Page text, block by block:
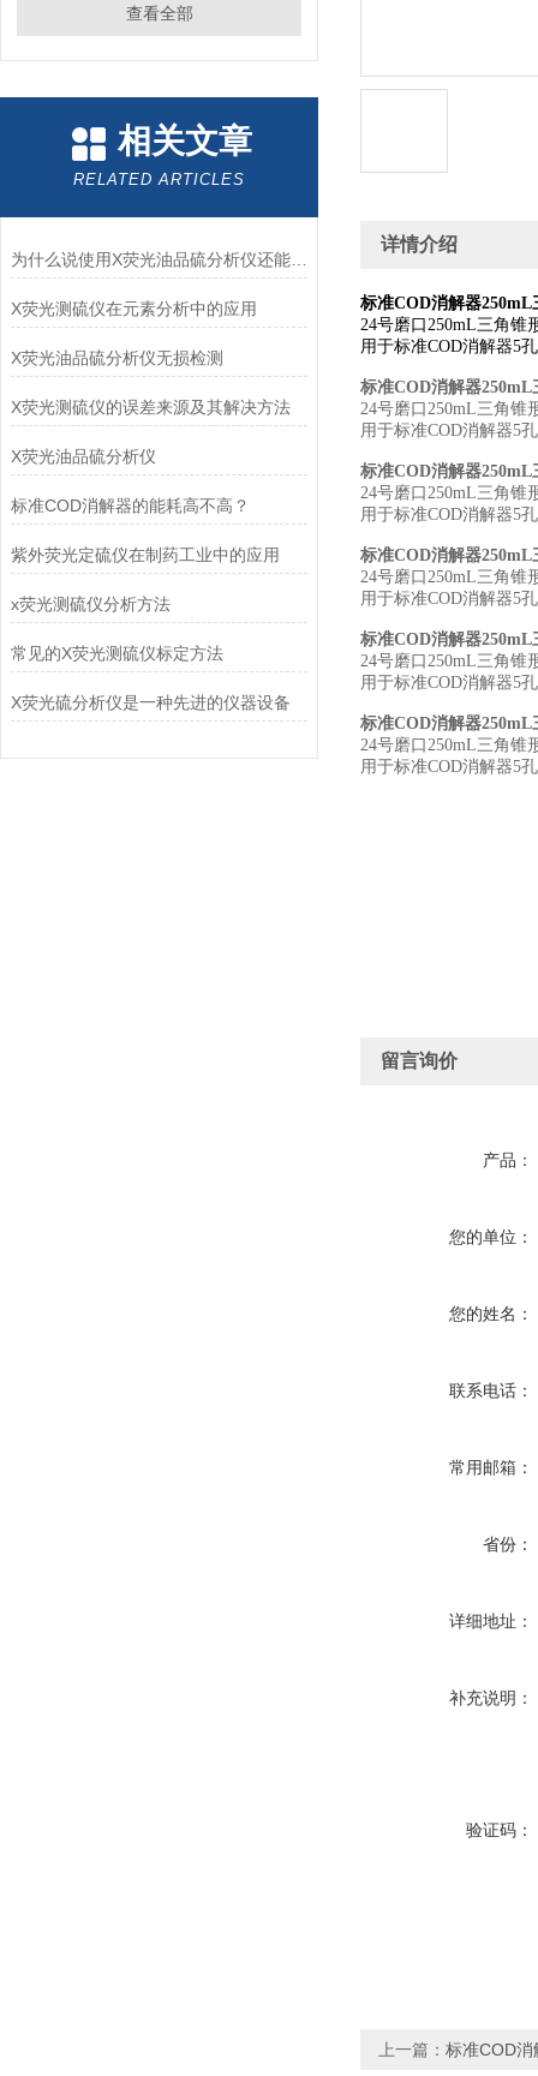
查看全部
相关文章
RELATED ARTICLES
为什么说使用X荧光油品硫分析仪还能保护环境？
X荧光测硫仪在元素分析中的应用
X荧光油品硫分析仪无损检测
X荧光测硫仪的误差来源及其解决方法
X荧光油品硫分析仪
标准COD消解器的能耗高不高？
紫外荧光定硫仪在制药工业中的应用
x荧光测硫仪分析方法
常见的X荧光测硫仪标定方法
X荧光硫分析仪是一种先进的仪器设备
详情介绍
标准COD消解器250mL
24号磨口250mL三角锥
用于标准COD消解器5
标准COD消解器250mL
24号磨口250mL三角锥
用于标准COD消解器5
标准COD消解器250mL
24号磨口250mL三角锥
用于标准COD消解器5
标准COD消解器250mL
24号磨口250mL三角锥
用于标准COD消解器5
标准COD消解器250mL
24号磨口250mL三角锥
用于标准COD消解器5
标准COD消解器250mL
24号磨口250mL三角锥
用于标准COD消解器5
留言询价
产品：
您的单位：
您的姓名：
联系电话：
常用邮箱：
省份：
详细地址：
补充说明：
验证码：
上一篇： 标准COD